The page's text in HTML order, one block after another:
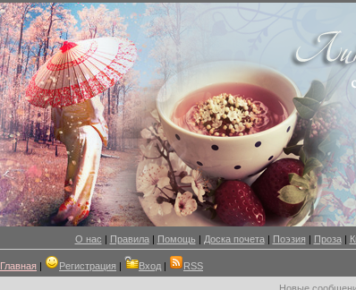
О нас | Правила| Помощь | Доска почета| Поэзия | Проза|
Главная | Регистрация | Вход | RSS